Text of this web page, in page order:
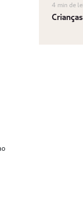
4 min de